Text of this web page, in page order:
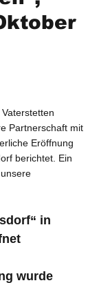
Partnerschaft mit
Eröffnung
berichtet. Ein
in
wurde